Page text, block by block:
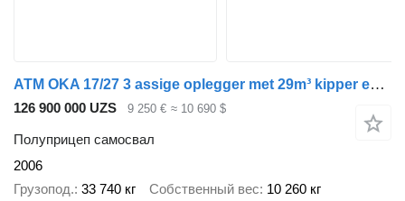
ATM OKA 17/27 3 assige oplegger met 29m³ kipper en aluminium milieuk
126 900 000 UZS 9 250 € ≈ 10 690 $
Полуприцеп самосвал
2006
Грузопод. 33 740 кг Собственный вес 10 260 кг